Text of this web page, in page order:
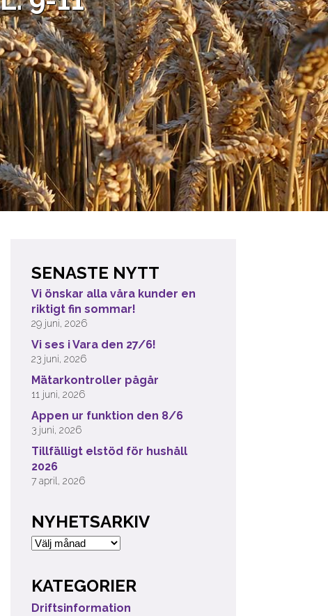
SENASTE NYTT
Vi önskar alla våra kunder en
riktigt fin sommar!
29 juni, 2026
Vi ses i Vara den 27/6!
23 juni, 2026
Mätarkontroller pågår
11 juni, 2026
Appen ur funktion den 8/6
3 juni, 2026
Tillfälligt elstöd för hushåll
2026
7 april, 2026
NYHETSARKIV
Nyhetsarkiv
KATEGORIER
Driftsinformation